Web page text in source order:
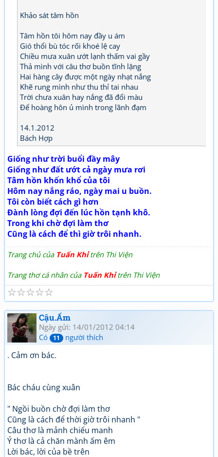
Khảo sát tâm hồn
Tâm hồn tôi hôm nay đầy u ám
Gió thổi bù tóc rối khoé lệ cay
Chiều mưa xuân ướt lạnh thấm vai gầy
Thả mình với câu thơ buồn tĩnh lặng
Hai hàng cây được một ngày nhạt nắng
Khẽ rung mình như thu thỉ tai nhau
Trời chưa xuân hay nắng đã đổi màu
Để hoàng hôn ủ mình trong lãnh đạm
14.1.2012
Bách Hợp
Giống như trời buổi đầy mây
Giống như đất ướt cả ngày mưa rơi
Tâm hồn khốn khổ của tôi
Hôm nay nắng ráo, ngày mai u buồn.
Tôi còn biết cách gì hơn
Đành lòng đợi đến lúc hồn tạnh khô.
Trong khi chờ đợi làm thơ
Cũng là cách để thì giờ trôi nhanh.
Trang chủ của Tuấn Khỉtrên Thi Viện
Trang thơ cá nhân của Tuấn Khỉtrên Thi Viện
☆
☆
☆
☆
☆
Cậu.Ấm
Ngày gửi: 14/01/2012 04:14
Có
11 người thích
. Cảm ơn bác.
Bác cháu cùng xuân
" Ngồi buồn chờ đợi làm thơ
Cũng là cách để thời giờ trôi nhanh "
Câu thơ là mảnh chiếu manh
Ý thơ là cả chăn mành ấm êm
Lời bác, lời của bề trên